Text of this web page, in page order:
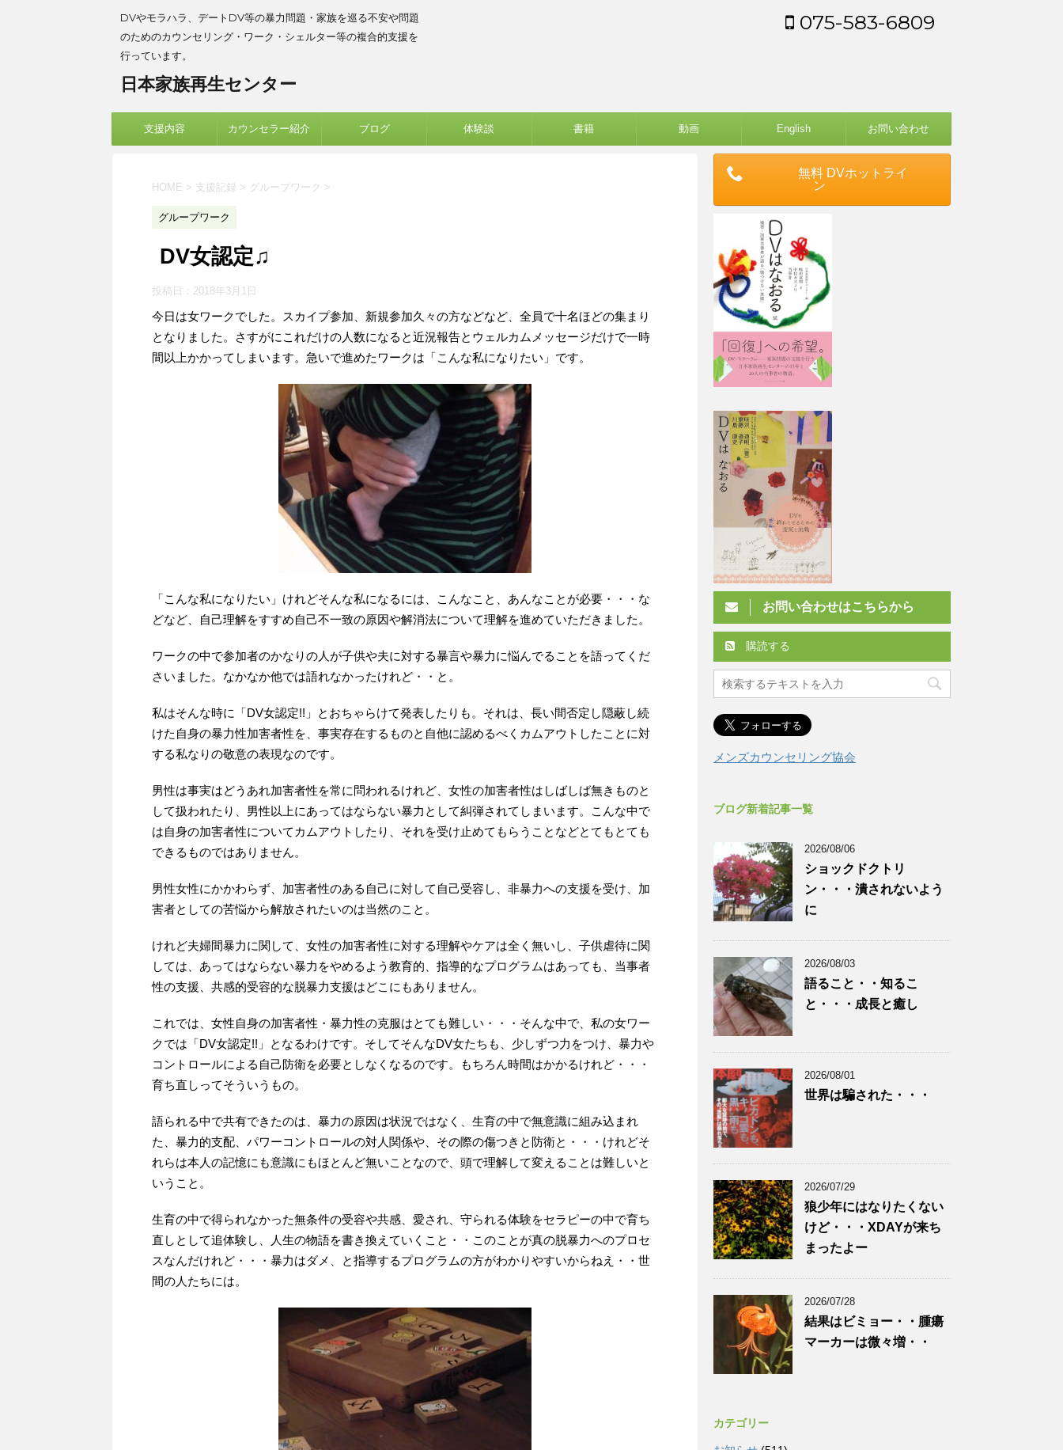
DVやモラハラ、デートDV等の暴力問題・家族を巡る不安や問題
のためのカウンセリング・ワーク・シェルター等の複合的支援を
行っています。
日本家族再生センター
075-583-6809
支援内容 カウンセラー紹介 ブログ 体験談 書籍 動画 English お問い合わせ
HOME > 支援記録 > グループワーク >
グループワーク
DV女認定♫
投稿日： 2018年3月1日
今日は女ワークでした。スカイプ参加、新規参加久々の方などなど、全員で十名ほどの集まり
となりました。さすがにこれだけの人数になると近況報告とウェルカムメッセージだけで一時
間以上かかってしまいます。急いで進めたワークは「こんな私になりたい」です。
「こんな私になりたい」けれどそんな私になるには、こんなこと、あんなことが必要・・・な
どなど、自己理解をすすめ自己不一致の原因や解消法について理解を進めていただきました。
ワークの中で参加者のかなりの人が子供や夫に対する暴言や暴力に悩んでることを語ってくだ
さいました。なかなか他では語れなかったけれど・・と。
私はそんな時に「DV女認定!!」とおちゃらけて発表したりも。それは、長い間否定し隠蔽し続
けた自身の暴力性加害者性を、事実存在するものと自他に認めるべくカムアウトしたことに対
する私なりの敬意の表現なのです。
男性は事実はどうあれ加害者性を常に問われるけれど、女性の加害者性はしばしば無きものと
して扱われたり、男性以上にあってはならない暴力として糾弾されてしまいます。こんな中で
は自身の加害者性についてカムアウトしたり、それを受け止めてもらうことなどとてもとても
できるものではありません。
男性女性にかかわらず、加害者性のある自己に対して自己受容し、非暴力への支援を受け、加
害者としての苦悩から解放されたいのは当然のこと。
けれど夫婦間暴力に関して、女性の加害者性に対する理解やケアは全く無いし、子供虐待に関
しては、あってはならない暴力をやめるよう教育的、指導的なプログラムはあっても、当事者
性の支援、共感的受容的な脱暴力支援はどこにもありません。
これでは、女性自身の加害者性・暴力性の克服はとても難しい・・・そんな中で、私の女ワー
クでは「DV女認定!!」となるわけです。そしてそんなDV女たちも、少しずつ力をつけ、暴力や
コントロールによる自己防衛を必要としなくなるのです。もちろん時間はかかるけれど・・・
育ち直しってそういうもの。
語られる中で共有できたのは、暴力の原因は状況ではなく、生育の中で無意識に組み込まれ
た、暴力的支配、パワーコントロールの対人関係や、その際の傷つきと防衛と・・・けれどそ
れらは本人の記憶にも意識にもほとんど無いことなので、頭で理解して変えることは難しいと
いうこと。
生育の中で得られなかった無条件の受容や共感、愛され、守られる体験をセラピーの中で育ち
直しとして追体験し、人生の物語を書き換えていくこと・・このことが真の脱暴力へのプロセ
スなんだけれど・・・暴力はダメ、と指導するプログラムの方がわかりやすいからねえ・・世
間の人たちには。
無料 DVホットライ
ン
お問い合わせはこちらから
購読する
メンズカウンセリング協会
ブログ新着記事一覧
2026/08/06
ショックドクトリ
ン・・・潰されないよう
に
2026/08/03
語ること・・知るこ
と・・・成長と癒し
2026/08/01
世界は騙された・・・
2026/07/29
狼少年にはなりたくない
けど・・・XDAYが来ち
まったよー
2026/07/28
結果はビミョー・・腫瘍
マーカーは微々増・・
カテゴリー